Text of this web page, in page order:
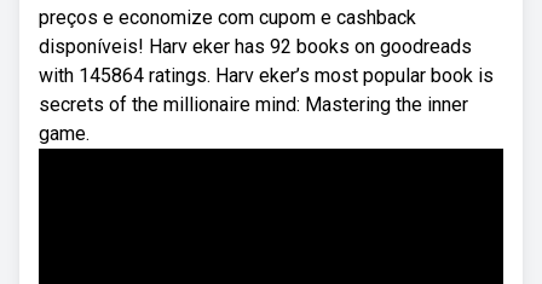
preços e economize com cupom e cashback
disponíveis! Harv eker has 92 books on goodreads
with 145864 ratings. Harv eker’s most popular book is
secrets of the millionaire mind: Mastering the inner
game.